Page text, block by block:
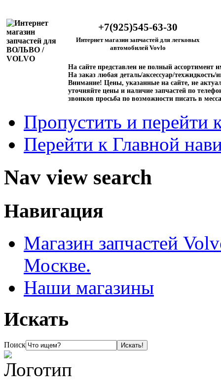
+7(925)545-63-30
Интернет магазин запчастей для легковых
автомобилей Vovlo
На сайте представлен не полный ассортимент
На заказ любая деталь/аксессуар/техжидкость/
Внимание! Цены, указанные на сайте, не
уточняйте цены и наличие запчастей по
звонков просьба по возможности писать в
Пропустить и перейти
Перейти к Главной
Nav view search
Навигация
Магазин запчастей
Москве.
Наши магазины
Искать
Поиск